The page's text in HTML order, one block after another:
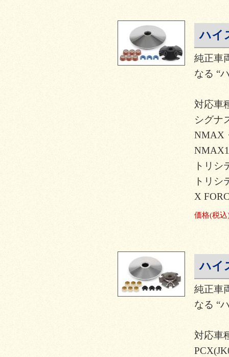
ハイ
純正車
なる “
対応車
シグナ
NMAX
トリシ
トリシ
X
価格(税込
ハイ
純正車
なる “
対応車